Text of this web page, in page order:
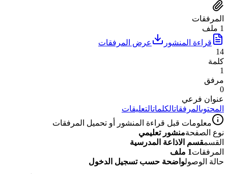
المرفقات
1 ملف
قراءة المنشور
عرض المرفقات
14
كلمة
1
مرفق
0
عنوان فرعي
المحتوىالمرفقاتالكلماتالتعليقات
معلومات قبل قراءة المنشور أو تحميل المرفقات
نوع الصفحةمنشور تعليمي
القسمقسم الاذاعة المدرسية
المرفقات1 ملف
حالة الوصولواضحة حسب تسجيل الدخول